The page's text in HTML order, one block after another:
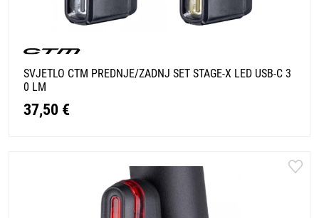
SVJETLO CTM PREDNJE/ZADNJ SET STAGE-X LED USB-C 3
0 LM
37,50 €